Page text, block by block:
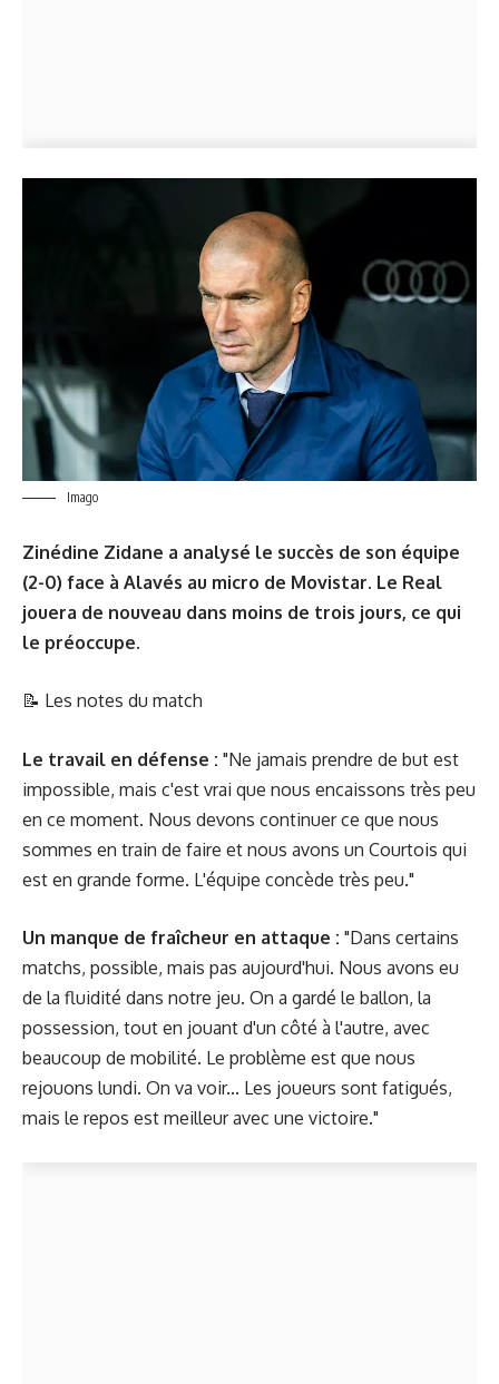
Imago
Zinédine Zidane a analysé le succès de son équipe
(2-0) face à Alavés au micro de Movistar. Le Real
jouera de nouveau dans moins de trois jours, ce qui
le préoccupe.
📝 Les notes du match
Le travail en défense : "Ne jamais prendre de but est
impossible, mais c'est vrai que nous encaissons très peu
en ce moment. Nous devons continuer ce que nous
sommes en train de faire et nous avons un Courtois qui
est en grande forme. L'équipe concède très peu."
Un manque de fraîcheur en attaque : "Dans certains
matchs, possible, mais pas aujourd'hui. Nous avons eu
de la fluidité dans notre jeu. On a gardé le ballon, la
possession, tout en jouant d'un côté à l'autre, avec
beaucoup de mobilité. Le problème est que nous
rejouons lundi. On va voir... Les joueurs sont fatigués,
mais le repos est meilleur avec une victoire."